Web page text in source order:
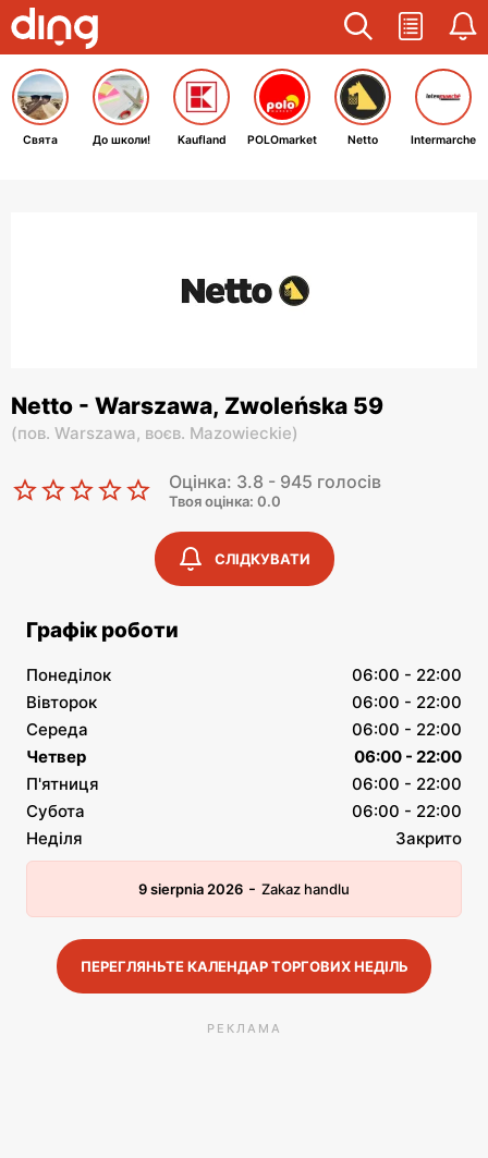
Свята До школи! Kaufland POLOmarket Netto Intermarche
Netto - Warszawa, Zwoleńska 59
(пов. Warszawa, воєв. Mazowieckie)
Оцінка: 3.8 - 945 голосів
Твоя оцінка: 0.0
СЛІДКУВАТИ
Графік роботи
Понеділок
06:00 - 22:00
Вівторок
06:00 - 22:00
Середа
06:00 - 22:00
Четвер
06:00 - 22:00
П'ятниця
06:00 - 22:00
Субота
06:00 - 22:00
Неділя
Закрито
9 sierpnia 2026 - Zakaz handlu
ПЕРЕГЛЯНЬТЕ КАЛЕНДАР ТОРГОВИХ НЕДІЛЬ
РЕКЛАМА